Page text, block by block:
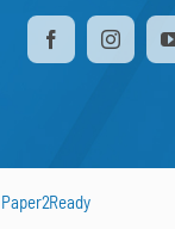
Paper2Ready